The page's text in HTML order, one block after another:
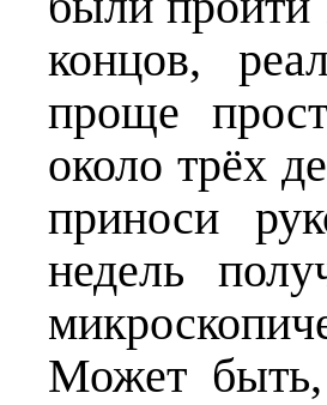
концов,
проще
около трёх
приноси
недель
Может быть,